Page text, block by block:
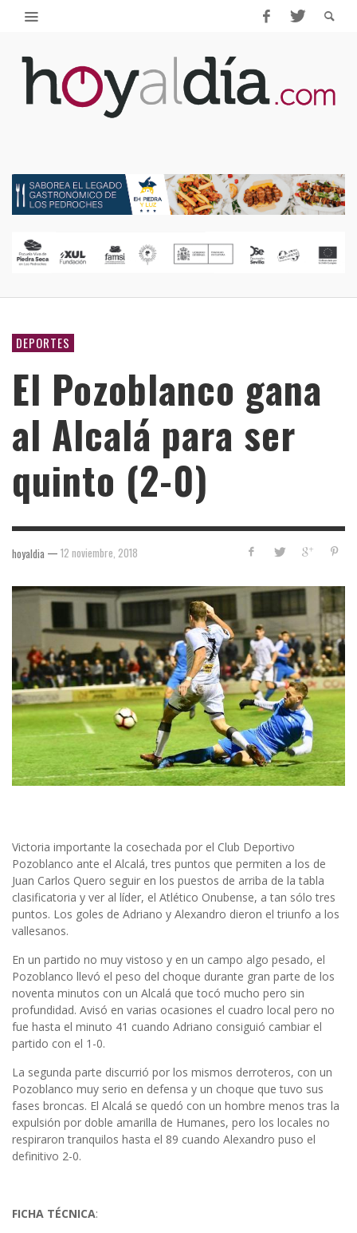
DEPORTES
El Pozoblanco gana
al Alcalá para ser
quinto (2-0)
hoyaldia — 12 noviembre, 2018
Victoria importante la cosechada por el Club Deportivo
Pozoblanco ante el Alcalá, tres puntos que permiten a los de
Juan Carlos Quero seguir en los puestos de arriba de la tabla
clasificatoria y ver al líder, el Atlético Onubense, a tan sólo tres
puntos. Los goles de Adriano y Alexandro dieron el triunfo a los
vallesanos.
En un partido no muy vistoso y en un campo algo pesado, el
Pozoblanco llevó el peso del choque durante gran parte de los
noventa minutos con un Alcalá que tocó mucho pero sin
profundidad. Avisó en varias ocasiones el cuadro local pero no
fue hasta el minuto 41 cuando Adriano consiguió cambiar el
partido con el 1-0.
La segunda parte discurrió por los mismos derroteros, con un
Pozoblanco muy serio en defensa y un choque que tuvo sus
fases broncas. El Alcalá se quedó con un hombre menos tras la
expulsión por doble amarilla de Humanes, pero los locales no
respiraron tranquilos hasta el 89 cuando Alexandro puso el
definitivo 2-0.
FICHA TÉCNICA: